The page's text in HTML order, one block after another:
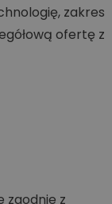
zakres
ofertę z
zgodnie z